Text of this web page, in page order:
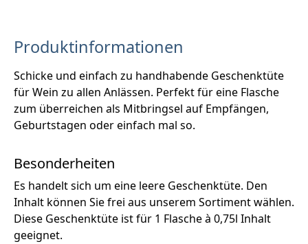
Produktinformationen
Schicke und einfach zu handhabende Geschenktüte
für Wein zu allen Anlässen. Perfekt für eine Flasche
zum überreichen als Mitbringsel auf Empfängen,
Geburtstagen oder einfach mal so.
Besonderheiten
Es handelt sich um eine leere Geschenktüte. Den
Inhalt können Sie frei aus unserem Sortiment wählen.
Diese Geschenktüte ist für 1 Flasche à 0,75l Inhalt
geeignet.